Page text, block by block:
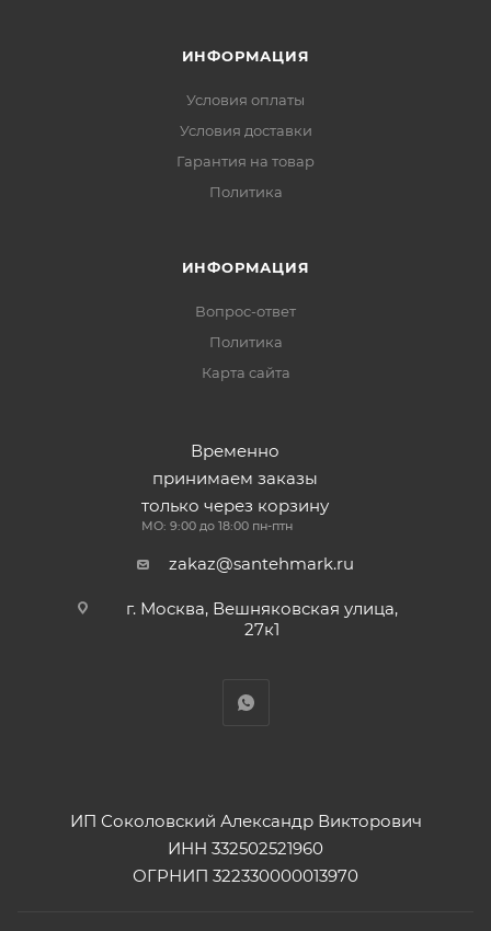
ИНФОРМАЦИЯ
Условия оплаты
Условия доставки
Гарантия на товар
Политика
ИНФОРМАЦИЯ
Вопрос-ответ
Политика
Карта сайта
Временно
принимаем заказы
только через корзину
МО: 9:00 до 18:00 пн-птн
zakaz@santehmark.ru
г. Москва, Вешняковская улица,
27к1
ИП Соколовский Александр Викторович
ИНН 332502521960
ОГРНИП 322330000013970